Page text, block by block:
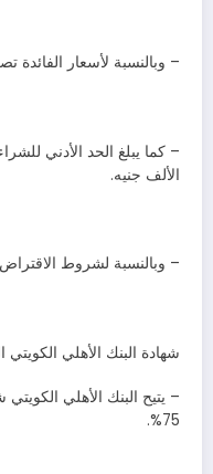
– وبالنسبة لأسعار الفائدة تصل إلى
الألف جنيه.
– وبالنسبة لشروط
شهادة البنك الأهلي الكويتي
– يتيح البنك الأهلي
75%.